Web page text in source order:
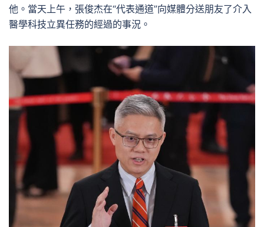
他。當天上午，張俊杰在“代表通道”向媒體分送朋友了介入
醫學科技立異任務的經過的事況。